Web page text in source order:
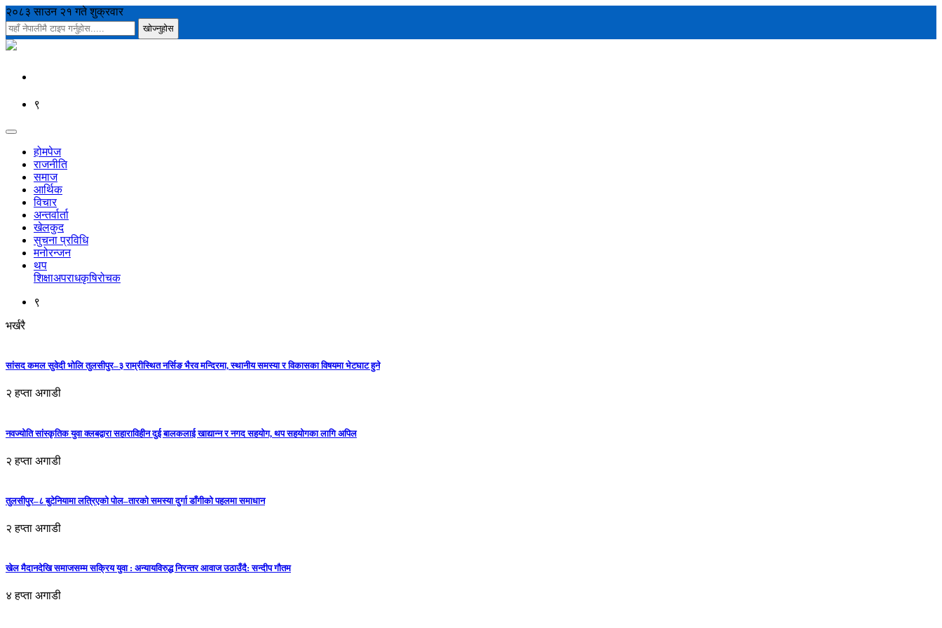
२०८३ साउन २१ गते शुक्रवार
९
होमपेज
राजनीति
समाज
आर्थिक
विचार
अन्तर्वार्ता
खेलकुद
सुचना प्रविधि
मनोरन्जन
थप
शिक्षाअपराधकृषिरोचक
९
भर्खरै
सांसद कमल सुवेदी भोलि तुलसीपुर–३ राम्रीस्थित नर्सिङ भैरव मन्दिरमा, स्थानीय समस्या र विकासका विषयमा भेटघाट हुने
२ हप्ता अगाडी
नवज्योति सांस्कृतिक युवा क्लबद्वारा सहाराविहीन दुई बालकलाई खाद्यान्न र नगद सहयोग, थप सहयोगका लागि अपिल
२ हप्ता अगाडी
तुलसीपुर–८ बुटेनियामा लत्रिएको पोल–तारको समस्या दुर्गा डाँगीको पहलमा समाधान
२ हप्ता अगाडी
खेल मैदानदेखि समाजसम्म सक्रिय युवा : अन्यायविरुद्ध निरन्तर आवाज उठाउँदै: सन्दीप गौतम
४ हप्ता अगाडी